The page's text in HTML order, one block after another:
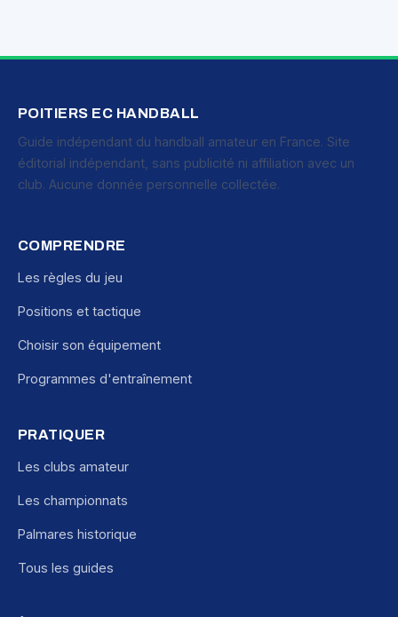
POITIERS EC HANDBALL
Guide indépendant du handball amateur en France. Site
éditorial indépendant, sans publicité ni affiliation avec un
club. Aucune donnée personnelle collectée.
COMPRENDRE
Les règles du jeu
Positions et tactique
Choisir son équipement
Programmes d'entraînement
PRATIQUER
Les clubs amateur
Les championnats
Palmares historique
Tous les guides